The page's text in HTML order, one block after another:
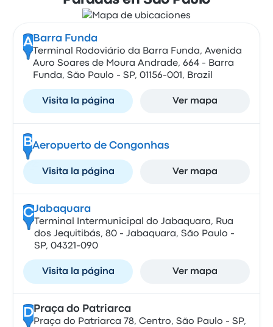
A Barra Funda
Terminal Rodoviário da Barra Funda, Avenida
Auro Soares de Moura Andrade, 664 - Barra
Funda, São Paulo - SP, 01156-001, Brazil
Visita la página Ver mapa
BAeropuerto de Congonhas
Visita la página Ver mapa
CJabaquara
Terminal Intermunicipal do Jabaquara, Rua
dos Jequitibás, 80 - Jabaquara, São Paulo -
SP, 04321-090
Visita la página Ver mapa
DPraça do Patriarca
Praça do Patriarca 78, Centro, São Paulo - SP,